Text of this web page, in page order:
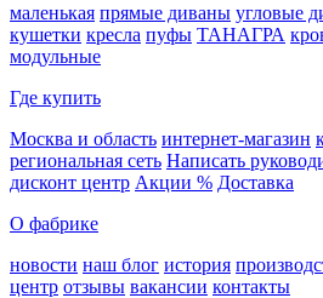
маленькая прямые диваны угловые
кушетки кресла пуфы ТАНАГРА
модульные
Где купить
Москва и область интернет-магазин
региональная сеть Написать
дисконт центр Акции % Доставка
О фабрике
новости наш блог история
центр отзывы вакансии контакты